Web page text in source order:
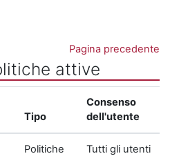
Pagina precedente
attive
Tipo
Consenso
dell'utente
Politiche
Tutti gli utenti